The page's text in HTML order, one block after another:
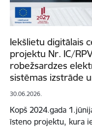
Iekšlietu digitālais
projektu Nr. IC/
robežsardzes
sistēmas izstrāde
30.06.2026.
Kopš 2024.gada
īsteno projektu, kura